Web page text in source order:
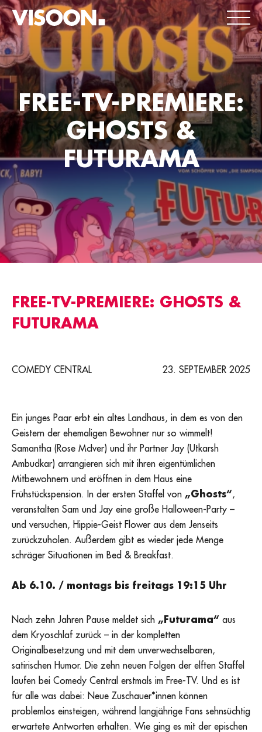
FREE-TV-PREMIERE:
GHOSTS &
FUTURAMA
FREE-TV-PREMIERE: GHOSTS &
FUTURAMA
COMEDY CENTRAL 23. SEPTEMBER 2025
Ein junges Paar erbt ein altes Landhaus, in dem es von den
Geistern der ehemaligen Bewohner nur so wimmelt!
Samantha (Rose McIver) und ihr Partner Jay (Utkarsh
Ambudkar) arrangieren sich mit ihren eigentümlichen
Mitbewohnern und eröffnen in dem Haus eine
Frühstückspension. In der ersten Staffel von „Ghosts“,
veranstalten Sam und Jay eine große Halloween-Party –
und versuchen, Hippie-Geist Flower aus dem Jenseits
zurückzuholen. Außerdem gibt es wieder jede Menge
schräger Situationen im Bed & Breakfast.
Ab 6.10. / montags bis freitags 19:15 Uhr
Nach zehn Jahren Pause meldet sich „Futurama“ aus
dem Kryoschlaf zurück – in der kompletten
Originalbesetzung und mit dem unverwechselbaren,
satirischen Humor. Die zehn neuen Folgen der elften Staffel
laufen bei Comedy Central erstmals im Free-TV. Und es ist
für alle was dabei: Neue Zuschauer*innen können
problemlos einsteigen, während langjährige Fans sehnsüchtig
erwartete Antworten erhalten. Wie ging es mit der epischen